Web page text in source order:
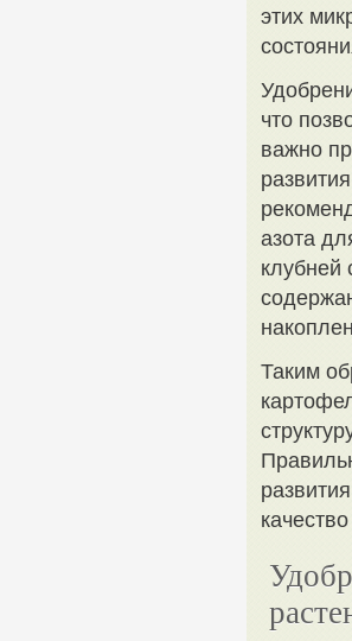
этих
что
важно
азота
клубней
Таким